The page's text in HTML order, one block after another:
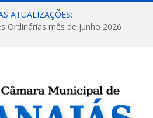
ATUALIZAÇÕES:
Ordinárias mês de junho 2026